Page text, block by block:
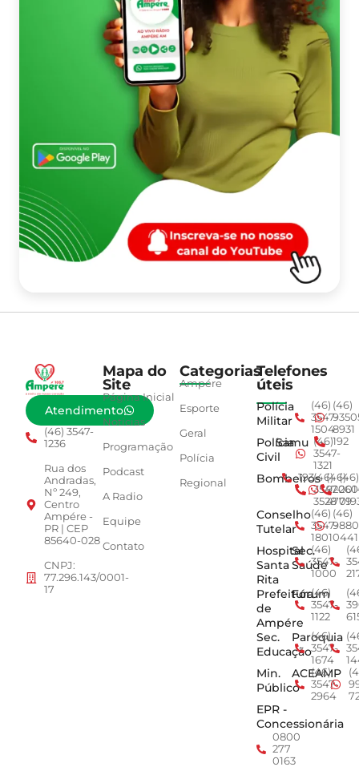
Atendimento
(46) 3547-
1236
Rua dos
Andradas,
Nº 249,
Centro
Ampére -
PR | CEP
85640-028
CNPJ:
77.296.143/0001-
17
Mapa do
Site
Página Inicial
Notícias
Programação
Podcast
A Radio
Equipe
Contato
Categorias
Ampére
Esporte
Geral
Polícia
Regional
Telefones
úteis
Polícia
Militar
(46)
3547-
1504
(46)
8931
Polícia
Civil
Samu (46)
3547-
1321
192
Bombeiros
193(46)
3547-
3528
(46)
4779
(46)
Conselho
Tutelar
(46)
3547-
1801
(46)
0441
Hospital
Santa
Rita
Sec.
Saúde
(46)
3547-
1000
Prefeitura
de
Ampére
Fórum
(46)
3547-
1122
Sec.
Educação
Paroquia
(46)
3547-
1674
Min.
Público
ACEAMP
(46)
3547-
2964
EPR -
Concessionária
0800
277
0163